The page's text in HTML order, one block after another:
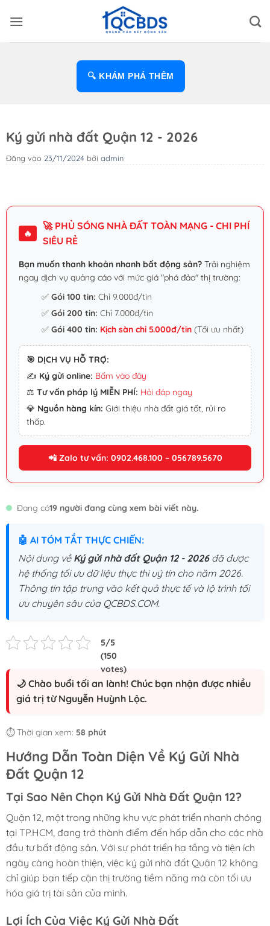
qua
🔍 KHÁM PHÁ THÊM
Ký gửi nhà đất Quận 12 - 2026
Đăng vào 23/11/2024 bởi admin
🔥
🚀 PHỦ SÓNG NHÀ ĐẤT TOÀN MẠNG - CHI PHÍ
SIÊU RẺ
Bạn muốn thanh khoản nhanh bất động sản? Trải nghiệm
ngay dịch vụ quảng cáo với mức giá "phá đảo" thị trường:
✅Gói 100 tin: Chỉ 9.000đ/tin
✅Gói 200 tin: Chỉ 7.000đ/tin
✅Gói 400 tin: Kịch sàn chỉ 5.000đ/tin (Tối ưu nhất)
🎯 DỊCH VỤ HỖ TRỢ:
✍️ Ký gửi online: Bấm vào đây
⚖️ Tư vấn pháp lý MIỄN PHÍ: Hỏi đáp ngay
💎 Nguồn hàng kín: Giới thiệu nhà đất giá tốt, rủi ro
thấp.
📲 Zalo tư vấn: 0902.468.100 – 056789.5670
Đang có19 người đang cùng xem bài viết này.
🤖 AI TÓM TẮT THỰC CHIẾN:
Nội dung về Ký gửi nhà đất Quận 12 - 2026đã được
hệ thống tối ưu dữ liệu thực thi uý tín cho năm 2026.
Thông tin tập trung vào kết quả thực tế và lộ trình tối
ưu chuyên sâu của QCBDS.COM.
🌙 Chào buổi tối an lành! Chúc bạn nhận được nhiều
giá trị từ Nguyễn Huỳnh Lộc.
⏱️ Thời gian xem: 58 phút
Hướng Dẫn Toàn Diện Về Ký Gửi Nhà
Đất Quận 12
Tại Sao Nên Chọn Ký Gửi Nhà Đất Quận 12?
Quận 12, một trong những khu vực phát triển nhanh chóng
tại TP.HCM, đang trở thành điểm đến hấp dẫn cho các nhà
đầu tư bất động sản. Với sự phát triển hạ tầng và tiện ích
ngày càng hoàn thiện, việc ký gửi nhà đất Quận 12 không
chỉ giúp bạn tiếp cận thị trường tiềm năng mà còn tối ưu
hóa giá trị tài sản của mình.
Lợi Ích Của Việc Ký Gửi Nhà Đất